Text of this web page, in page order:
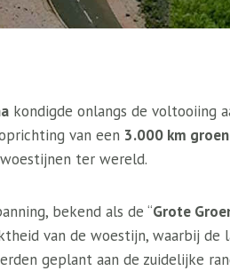
kondigde onlangs de voltooiing
van een 3.000 km
ter wereld.
bekend als de “Grote
van de woestijn, waarbij de
geplant aan de zuidelijke